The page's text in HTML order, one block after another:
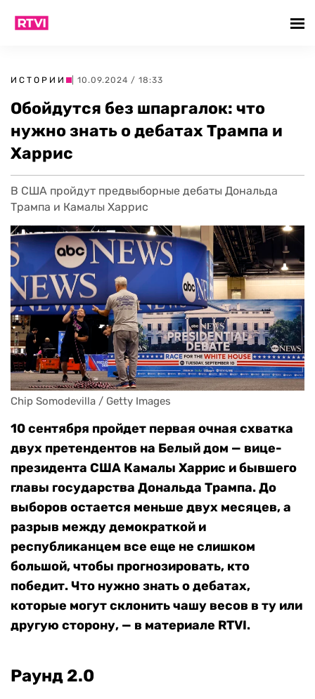
ИСТОРИИ | 10.09.2024 / 18:33
Обойдутся без шпаргалок: что
нужно знать о дебатах Трампа и
Харрис
В США пройдут предвыборные дебаты Дональда
Трампа и Камалы Харрис
Chip Somodevilla / Getty Images
10 сентября пройдет первая очная схватка
двух претендентов на Белый дом — вице-
президента США Камалы Харрис и бывшего
главы государства Дональда Трампа. До
выборов остается меньше двух месяцев, а
разрыв между демократкой и
республиканцем все еще не слишком
большой, чтобы прогнозировать, кто
победит. Что нужно знать о дебатах,
которые могут склонить чашу весов в ту или
другую сторону, — в материале RTVI.
Раунд 2.0